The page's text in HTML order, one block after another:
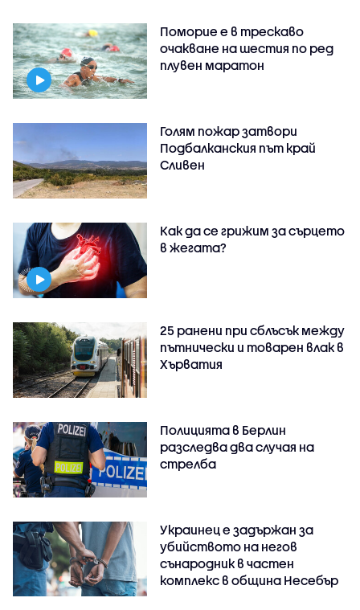
Поморие е в трескаво
очакване на шестия по ред
плувен маратон
Голям пожар затвори
Подбалканския път край
Сливен
Как да се грижим за сърцето
в жегата?
25 ранени при сблъсък между
пътнически и товарен влак в
Хърватия
Полицията в Берлин
разследва два случая на
стрелба
Украинец е задържан за
убийството на негов
сънародник в частен
комплекс в община Несебър